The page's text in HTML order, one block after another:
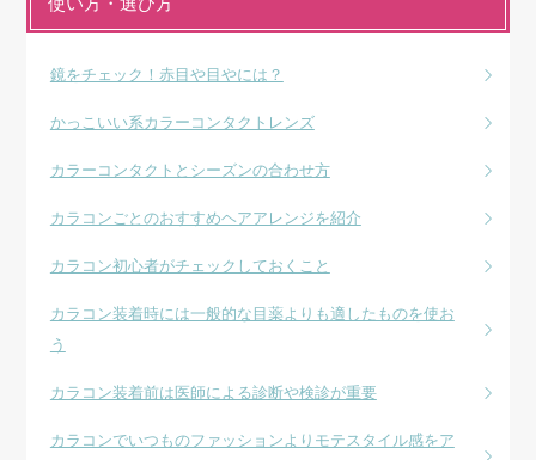
鏡をチェック！赤目や目やには？
かっこいい系カラーコンタクトレンズ
カラーコンタクトとシーズンの合わせ方
カラコンごとのおすすめヘアアレンジを紹介
カラコン初心者がチェックしておくこと
カラコン装着時には一般的な目薬よりも適したものを使お
う
カラコン装着前は医師による診断や検診が重要
カラコンでいつものファッションよりモテスタイル感をア